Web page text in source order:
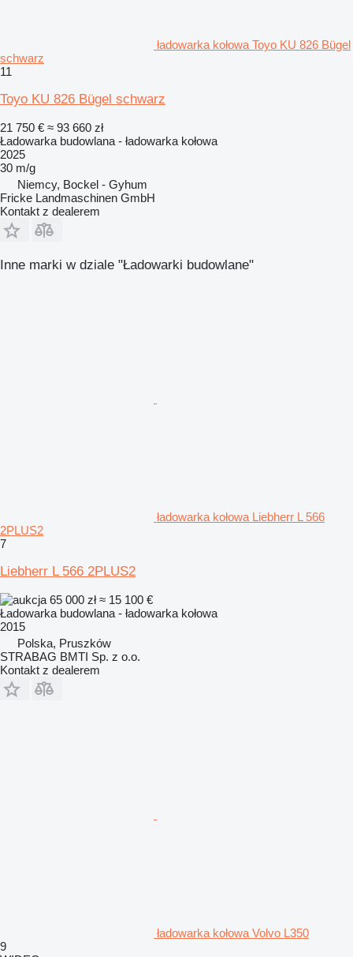
ładowarka kołowa Toyo KU 826 Bügel
schwarz
11
Toyo KU 826 Bügel schwarz
21 750 € ≈ 93 660 zł
Ładowarka budowlana - ładowarka kołowa
2025
30 m/g
Niemcy, Bockel - Gyhum
Fricke Landmaschinen GmbH
Kontakt z dealerem
Inne marki w dziale "Ładowarki budowlane"
ładowarka kołowa Liebherr L 566
2PLUS2
7
Liebherr L 566 2PLUS2
65 000 zł≈ 15 100 €
Ładowarka budowlana - ładowarka kołowa
2015
Polska, Pruszków
STRABAG BMTI Sp. z o.o.
Kontakt z dealerem
ładowarka kołowa Volvo L350
9